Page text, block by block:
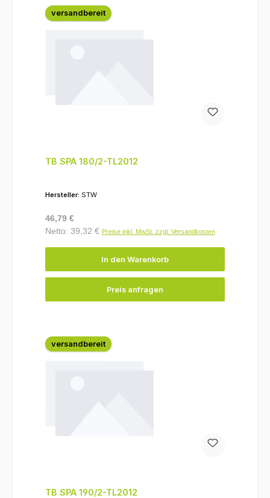
versandbereit
TB SPA 180/2-TL2012
Hersteller: STW
Regulärer Preis:
46,79 €
Netto: 39,32 € Preise inkl. MwSt. zzgl. Versandkosten
In den Warenkorb
Preis anfragen
versandbereit
TB SPA 190/2-TL2012